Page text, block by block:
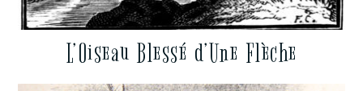
L’Oiseau Blessé d’Une Flèche